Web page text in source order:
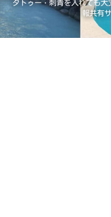
タトゥー・刺青を入れても
報共有